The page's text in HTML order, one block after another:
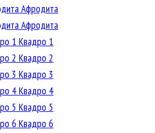
Афродита
Афродита
Квадро 1
Квадро 2
Квадро 3
Квадро 4
Квадро 5
Квадро 6